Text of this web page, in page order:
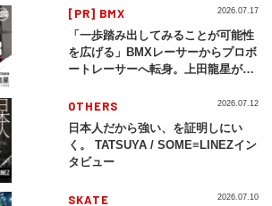
[PR] BMX
「一歩踏み出してみることが可能性
を広げる」BMXレーサーからプロボ
ートレーサーへ転身。上田龍星が体
2026.07.17
OTHERS
日本人だから強い、を証明しにい
く。 TATSUYA / SOME≡LINEZイン
タビュー
2026.07.12
SKATE 2026.07.10